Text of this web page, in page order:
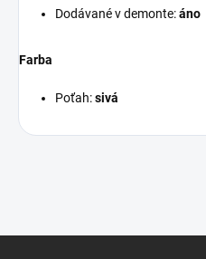
Dodávané v demonte:áno
Farba
Poťah:sivá